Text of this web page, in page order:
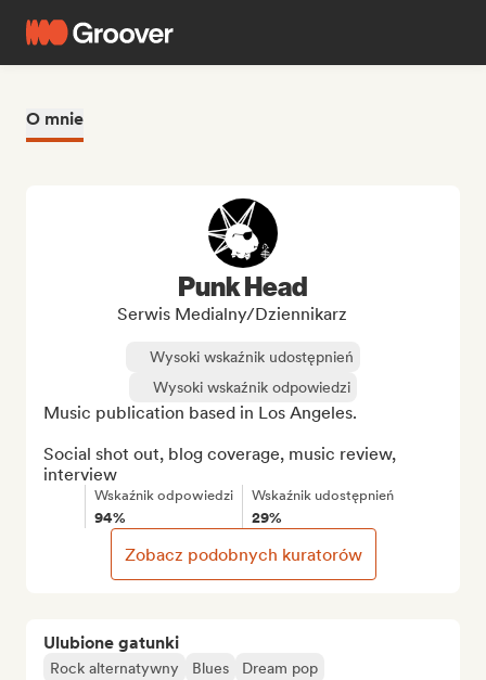
O mnie
Ulubione gatunki
Rock alternatywny Blues
Dream pop
Punk Head
Serwis Medialny/Dziennikarz
Wysoki wskaźnik udostępnień
Wysoki wskaźnik odpowiedzi
Music publication based in Los Angeles.
Social shot out, blog coverage, music review,
interview
Wskaźnik odpowiedzi
94%
Wskaźnik udostępnień
29%
Zobacz podobnych kuratorów